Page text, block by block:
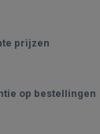
prijzen
op bestellingen